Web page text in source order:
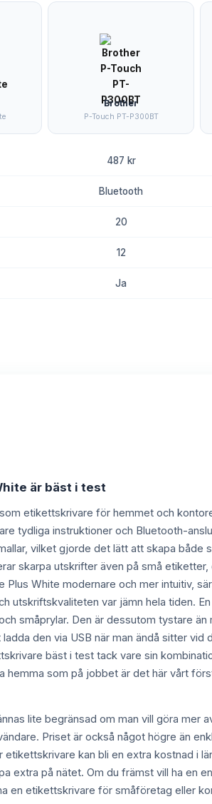
Brother
P-Touch PT-P300BT
487 kr
Bluetooth
20
12
Ja
är bäst i test
etikettskrivare för hemmet och
tydliga instruktioner och Bluetooth-
vilket gjorde det lätt att skapa
skarpa utskrifter även på små
Plus White modernare och mer intuitiv,
utskriftskvaliteten var jämn hela tiden.
småprylar. Den är dessutom tystare
den via USB när man ändå sitter
bäst i test tack vare sin
hemma som på jobbet är det här vårt
lite begränsad om man vill göra
Priset är också något högre än
kan bli en extra kostnad i
på nätet. Om du främst vill ha en
en etikettskrivare för småföretag eller